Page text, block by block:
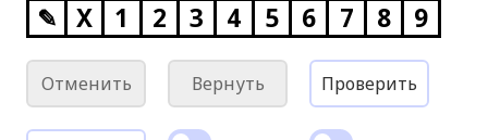
✎ X 1 2 3 4 5 6 7 8 9
Отменить Вернуть Проверить